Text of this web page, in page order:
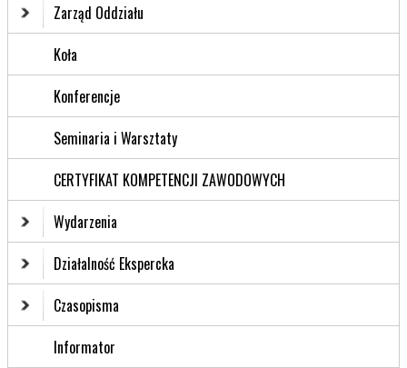
Zarząd Oddziału
Koła
Konferencje
Seminaria i Warsztaty
CERTYFIKAT KOMPETENCJI ZAWODOWYCH
Wydarzenia
Działalność Ekspercka
Czasopisma
Informator